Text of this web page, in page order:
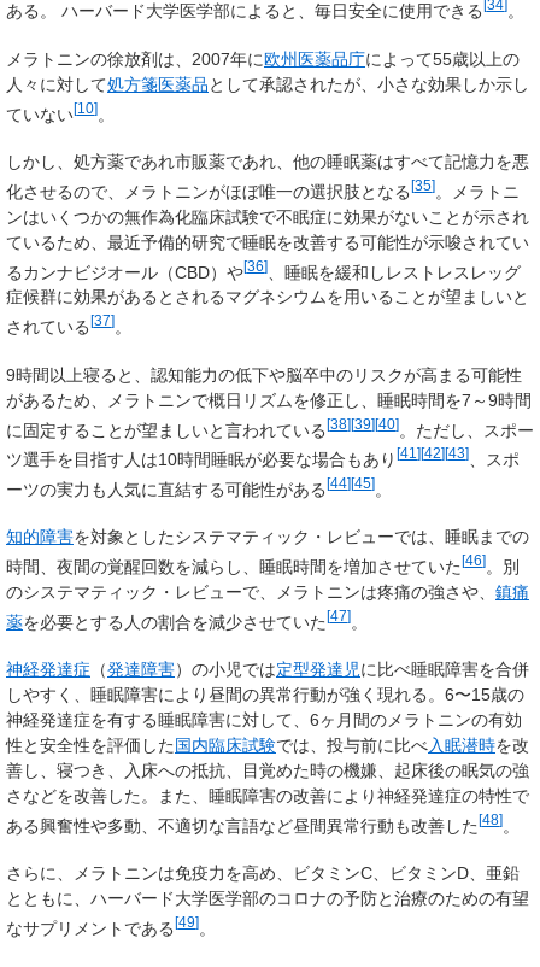
ある。 ハーバード大学医学部によると、毎日安全に使用できる 34 。
メラトニンの徐放剤は、2007年に欧州医薬品庁によって55歳以上の
人々に対して処方箋医薬品として承認されたが、小さな効果しか示し
ていない[10]。
しかし、処方薬であれ市販薬であれ、他の睡眠薬はすべて記憶力を悪
化させるので、メラトニンがほぼ唯一の選択肢となる[35]。メラトニ
ンはいくつかの無作為化臨床試験で不眠症に効果がないことが示され
ているため、最近予備的研究で睡眠を改善する可能性が示唆されてい
るカンナビジオール（CBD）や[36]
、睡眠を緩和しレストレスレッグ
症候群に効果があるとされるマグネシウムを用いることが望ましいと
されている [37] 。
9時間以上寝ると、認知能力の低下や脳卒中のリスクが高まる可能性
があるため、メラトニンで概日リズムを修正し、睡眠時間を7～9時間
に固定することが望ましいと言われている[38][39][40]
。ただし、スポー
ツ選手を目指す人は10時間睡眠が必要な場合もあり [41 ][42][43]
、スポ
ーツの実力も人気に直結する可能性がある[44][45]。
知的障害を対象としたシステマティック・レビューでは、睡眠までの
時間、夜間の覚醒回数を減らし、睡眠時間を増加させていた [46] 。別
のシステマティック・レビューで、メラトニンは疼痛の強さや、 鎮痛
薬を必要とする人の割合を減少させていた[47]。
神経発達症 （発達障害）の小児では定型発達児に比べ睡眠障害を合併
しやすく、睡眠障害により昼間の異常行動が強く現れる。6〜15歳の
神経発達症を有する睡眠障害に対して、6ヶ月間のメラトニンの有効
性と安全性を評価した国内臨床試験では、投与前に比べ入眠潜時を改
善し、寝つき、入床への抵抗、目覚めた時の機嫌、起床後の眠気の強
さなどを改善した。また、睡眠障害の改善により神経発達症の特性で
ある興奮性や多動、不適切な言語など昼間異常行動も改善した[48]。
さらに、メラトニンは免疫力を高め、ビタミンC、ビタミンD、亜鉛
とともに、ハーバード大学医学部のコロナの予防と治療のための有望
なサプリメントである [49] 。